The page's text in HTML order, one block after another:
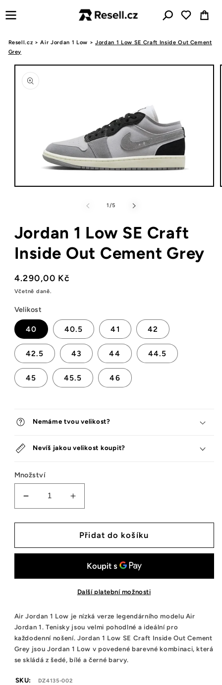
obsahu
Košík
Resell.cz > Air Jordan 1 Low > Jordan 1 Low SE Craft Inside Out Cement
Grey
produktu
okně
1/z5
Jordan 1 Low SE Craft
Inside Out Cement Grey
Běžná
cena
4.290,00 Kč
Včetně daně.
Velikost
40 40.5 41 42
42.5 43 44 44.5
45 45.5 46
Nemáme tvou velikost?
Nevíš jakou velikost koupit?
Množství
Snížit
množství
tenisek
1
Craft
Cement
Grey
Zvýšit
množství
tenisek
Jordan
1
Craft
Inside
Cement
Grey
Přidat do košíku
Další platební možnosti
Air Jordan 1 Low je nízká verze legendárního modelu Air
Jordan 1. Tenisky jsou velmi pohodlné a ideální pro
každodenní nošení. Jordan 1 Low SE Craft Inside Out Cement
Grey jsou Jordan 1 Low v povedené barevné kombinaci, která
se skládá z šedé, bílé a černé barvy.
SKU: DZ4135-002